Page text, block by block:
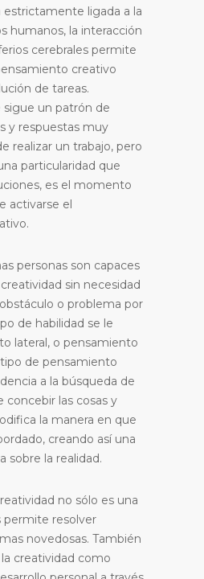
ligada a la
humanos, la interacción
cerebrales permite
creativo
de tareas.
sigue un patrón de
y respuestas muy
realizar un trabajo, pero
particularidad que
es el momento
activarse el
personas son capaces
sin necesidad
o problema por
de habilidad se le
lateral, o pensamiento
de pensamiento
a la búsqueda de
concebir las cosas y
la manera en que
creando así una
sobre la realidad.
no sólo es una
permite resolver
novedosas. También
creatividad como